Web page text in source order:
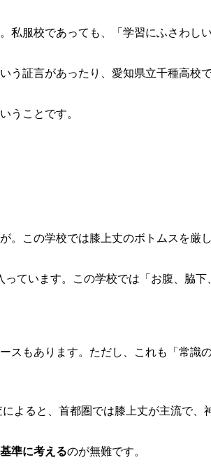
私服校であっても、「学習にふさわし
証言があったり、愛知県立千種高校
うことです。
。この学校では膝上丈のボトムスを厳
ています。この学校では「お腹、脇
もあります。ただし、これも「常識
よると、首都圏では膝上丈が主流で
準に考えるのが無難です。